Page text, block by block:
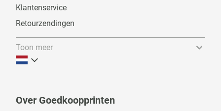
Klantenservice
Retourzendingen
Toon meer
Over Goedkoopprinten